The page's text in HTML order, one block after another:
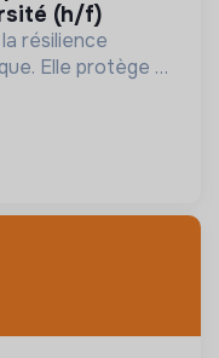
(h/f)
résilience
Elle protège et
et côtiers,
citoyens pour un